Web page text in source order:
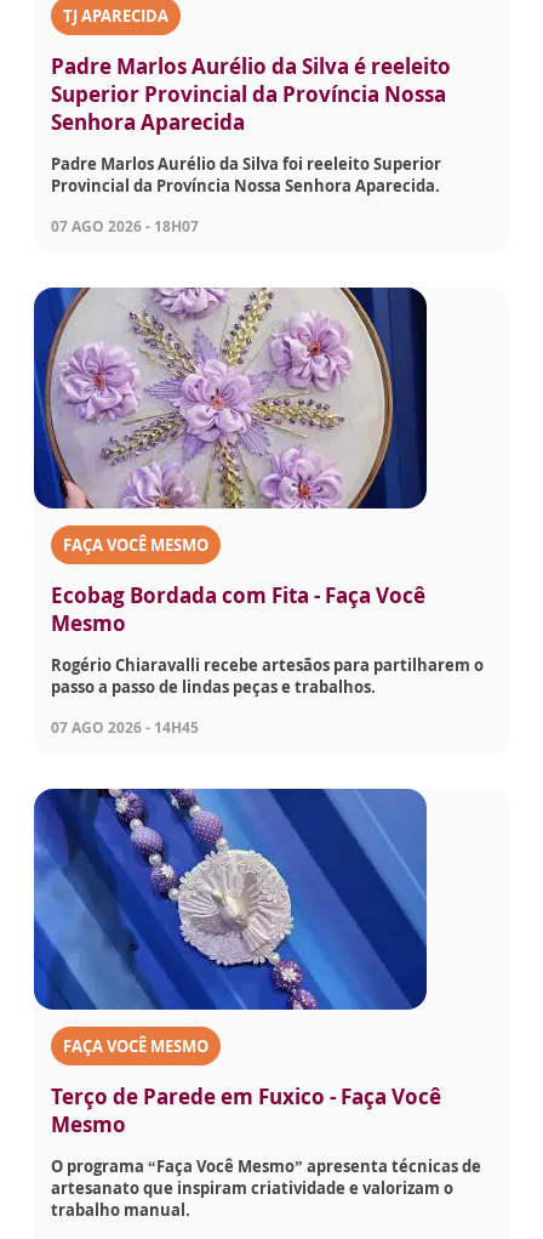
TJ APARECIDA
Padre Marlos Aurélio da Silva é reeleito
Superior Provincial da Província Nossa
Senhora Aparecida
Padre Marlos Aurélio da Silva foi reeleito Superior
Provincial da Província Nossa Senhora Aparecida.
07 AGO 2026 - 18H07
FAÇA VOCÊ MESMO
Ecobag Bordada com Fita - Faça Você
Mesmo
Rogério Chiaravalli recebe artesãos para partilharem o
passo a passo de lindas peças e trabalhos.
07 AGO 2026 - 14H45
FAÇA VOCÊ MESMO
Terço de Parede em Fuxico - Faça Você
Mesmo
O programa “Faça Você Mesmo” apresenta técnicas de
artesanato que inspiram criatividade e valorizam o
trabalho manual.